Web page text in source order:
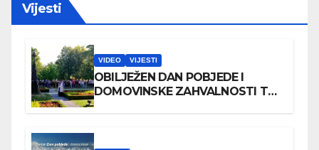
Vijesti
VIDEO VIJESTI
OBILJEŽEN DAN POBJEDE I
DOMOVINSKE ZAHVALNOSTI TE